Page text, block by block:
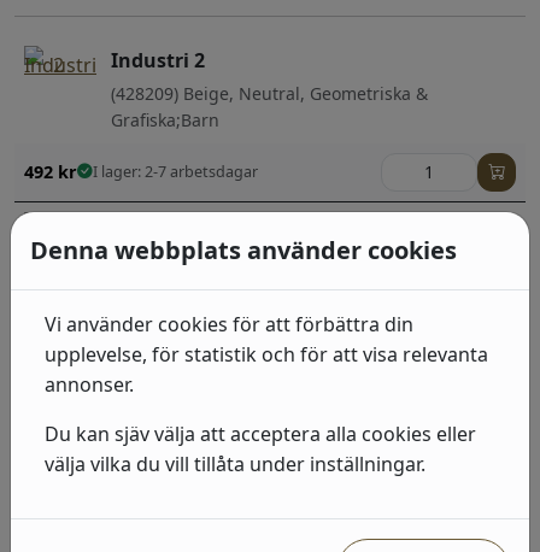
Industri 2
(428209) Beige, Neutral, Geometriska &
Grafiska;Barn
492 kr I lager: 2-7 arbetsdagar
(429336) Brun, Enfärgade
415kr
Industri 2
(514483) Grå, Neutral, Sten, betong & trä
492kr I lager: 2-7 arbetsdagar
(428063) Brun, Röd, Sten, betong & trä;Barn
Denna webbplats använder cookies
Vi använder cookies för att förbättra din
upplevelse, för statistik och för att visa relevanta
annonser.
Du kan sjäv välja att acceptera alla cookies eller
välja vilka du vill tillåta under inställningar.